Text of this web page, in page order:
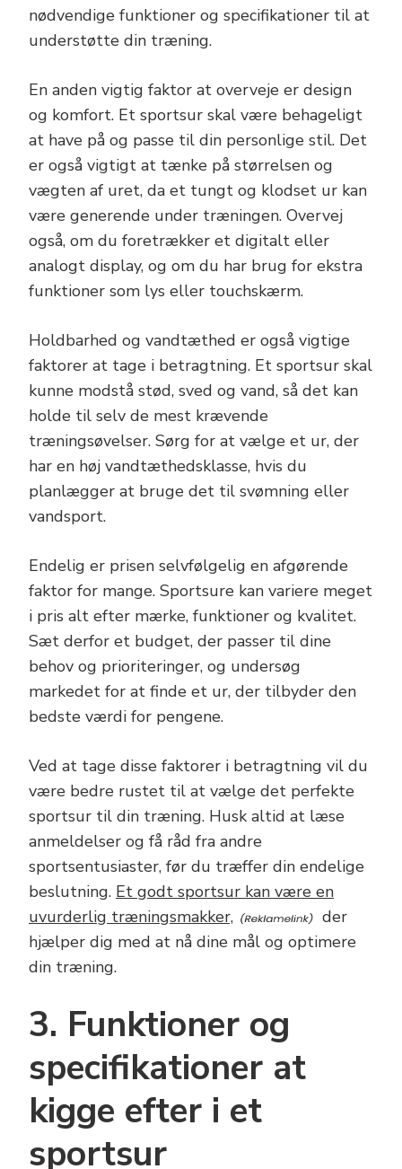
nødvendige funktioner og specifikationer til at
understøtte din træning.
En anden vigtig faktor at overveje er design
og komfort. Et sportsur skal være behageligt
at have på og passe til din personlige stil. Det
er også vigtigt at tænke på størrelsen og
vægten af uret, da et tungt og klodset ur kan
være generende under træningen. Overvej
også, om du foretrækker et digitalt eller
analogt display, og om du har brug for ekstra
funktioner som lys eller touchskærm.
Holdbarhed og vandtæthed er også vigtige
faktorer at tage i betragtning. Et sportsur skal
kunne modstå stød, sved og vand, så det kan
holde til selv de mest krævende
træningsøvelser. Sørg for at vælge et ur, der
har en høj vandtæthedsklasse, hvis du
planlægger at bruge det til svømning eller
vandsport.
Endelig er prisen selvfølgelig en afgørende
faktor for mange. Sportsure kan variere meget
i pris alt efter mærke, funktioner og kvalitet.
Sæt derfor et budget, der passer til dine
behov og prioriteringer, og undersøg
markedet for at finde et ur, der tilbyder den
bedste værdi for pengene.
Ved at tage disse faktorer i betragtning vil du
være bedre rustet til at vælge det perfekte
sportsur til din træning. Husk altid at læse
anmeldelser og få råd fra andre
sportsentusiaster, før du træffer din endelige
beslutning. Et godt sportsur kan være en
uvurderlig træningsmakker,
der
hjælper dig med at nå dine mål og optimere
din træning.
3. Funktioner og
specifikationer at
kigge efter i et
sportsur